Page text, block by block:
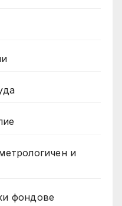
и
фондове